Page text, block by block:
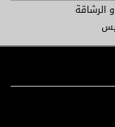
الرشاقة